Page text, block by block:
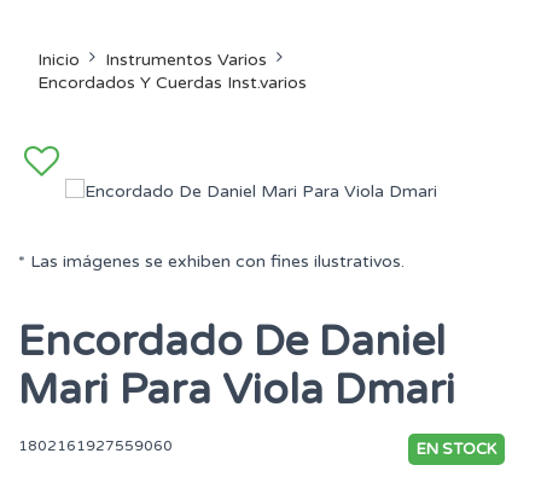
Inicio
Instrumentos Varios
Encordados Y Cuerdas Inst.varios
* Las imágenes se exhiben con fines ilustrativos.
Encordado De Daniel
Mari Para Viola Dmari
1802161927559060 EN STOCK